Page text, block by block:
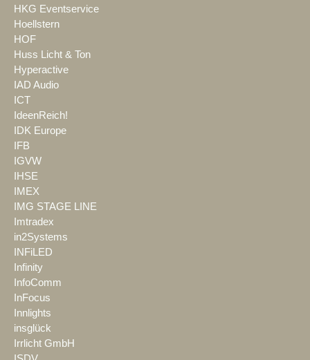
HKG Eventservice
Hoellstern
HOF
Huss Licht & Ton
Hyperactive
IAD Audio
ICT
IdeenReich!
IDK Europe
IFB
IGVW
IHSE
IMEX
IMG STAGE LINE
Imtradex
in2Systems
INFiLED
Infinity
InfoComm
InFocus
Innlights
insglück
Irrlicht GmbH